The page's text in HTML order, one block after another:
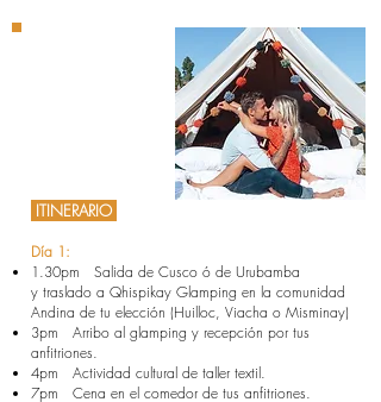
ITINERARIO
Día 1:
1.30pm Salida de Cusco ó de Urubamba
y traslado a Qhispikay Glamping en la comunidad
Andina de tu elección (Huilloc, Viacha o Misminay)
3pm Arribo al glamping y recepción por tus
anfitriones.
4pm Actividad cultural de taller textil.
7pm Cena en el comedor de tus anfitriones.